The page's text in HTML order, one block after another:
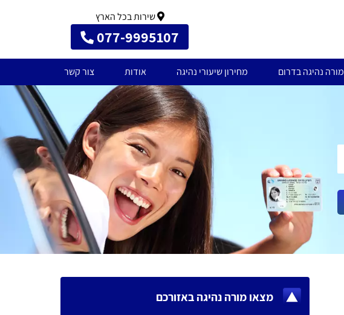
שירות בכל הארץ
077-9995107
מורה נהיגה בדרום מחירון שיעורי נהיגה אודות צור קשר
מצאו מורה נהיגה באזורכם